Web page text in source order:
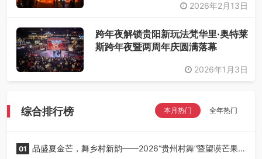
2026年2月13日
跨年夜解锁贵阳新玩法梵华里·奥特莱
斯跨年夜暨两周年庆圆满落幕
2026年1月3日
综合排行榜 本月热门 全年热门
01 品盛夏金芒，舞乡村新韵——2026“贵州村舞”暨望谟芒果